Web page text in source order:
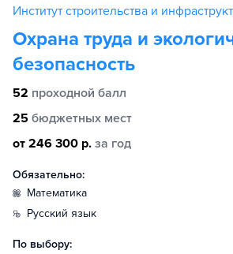
Институт строительства и
Охрана труда и
безопасность
52 проходной балл
25 бюджетных мест
от 246 300 р. за год
Обязательно:
математика
русский язык
По выбору: